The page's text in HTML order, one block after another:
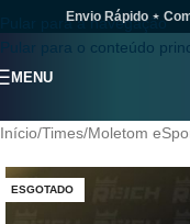
Pular para a navegação
Pular para o conteúdo
Envio Rápido ⋆
MENU
Início/Times/Moletom
ESGOTADO